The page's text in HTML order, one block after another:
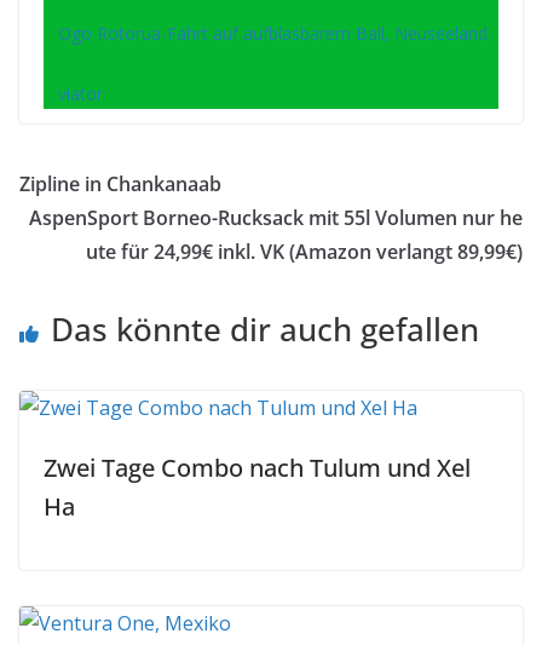
Ogo Rotorua-Fahrt auf aufblasbarem Ball, Neuseeland
viator
Zipline in Chankanaab
AspenSport Borneo-Rucksack mit 55l Volumen nur he
ute für 24,99€ inkl. VK (Amazon verlangt 89,99€)
Das könnte dir auch gefallen
Zwei Tage Combo nach Tulum und Xel
Ha